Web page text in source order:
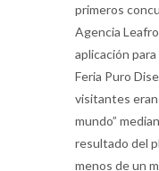
primeros
Agencia
aplicación
Feria Puro
visitantes eran
mundo”
resultado del
menos de un